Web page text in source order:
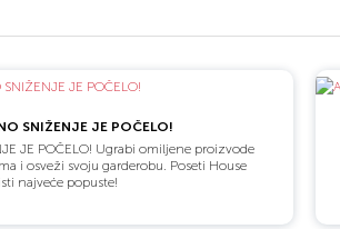
SNIŽENJE JE POČELO!
JE POČELO! Ugrabi omiljene proizvode
i osveži svoju garderobu. Poseti House
najveće popuste!